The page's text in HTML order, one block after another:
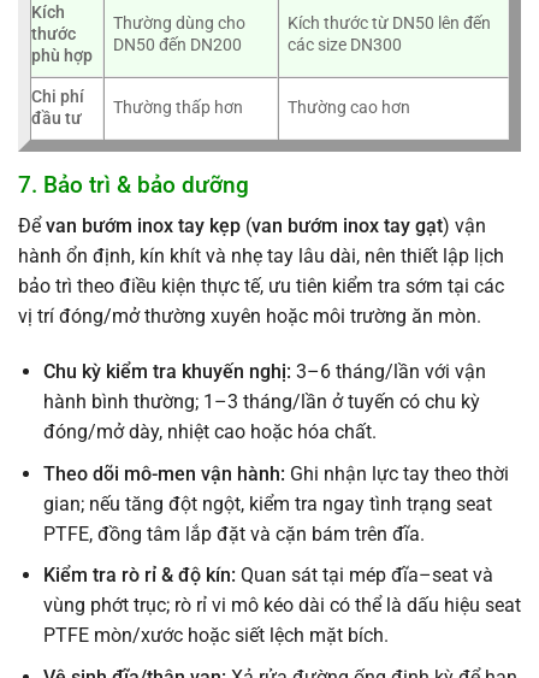
Kích
thước
phù hợp
Thường dùng cho
DN50 đến DN200
Kích thước từ DN50 lên đến
các size DN300
Chi phí
đầu tư
Thường thấp hơn Thường cao hơn
7. Bảo trì & bảo dưỡng
Để van bướm inox tay kẹp (van bướm inox tay gạt) vận
hành ổn định, kín khít và nhẹ tay lâu dài, nên thiết lập lịch
bảo trì theo điều kiện thực tế, ưu tiên kiểm tra sớm tại các
vị trí đóng/mở thường xuyên hoặc môi trường ăn mòn.
Chu kỳ kiểm tra khuyến nghị: 3–6 tháng/lần với vận
hành bình thường; 1–3 tháng/lần ở tuyến có chu kỳ
đóng/mở dày, nhiệt cao hoặc hóa chất.
Theo dõi mô-men vận hành: Ghi nhận lực tay theo thời
gian; nếu tăng đột ngột, kiểm tra ngay tình trạng seat
PTFE, đồng tâm lắp đặt và cặn bám trên đĩa.
Kiểm tra rò rỉ & độ kín: Quan sát tại mép đĩa–seat và
vùng phớt trục; rò rỉ vi mô kéo dài có thể là dấu hiệu seat
PTFE mòn/xước hoặc siết lệch mặt bích.